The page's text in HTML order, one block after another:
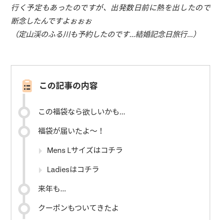
行く予定もあったのですが、出発数日前に熱を出したので
断念したんですよぉぉぉ
（定山渓のふる川も予約したのです…結婚記念日旅行…）
この記事の内容
この福袋なら欲しいかも…
福袋が届いたよ〜！
Mens Lサイズはコチラ
Ladiesはコチラ
来年も…
クーポンもついてきたよ